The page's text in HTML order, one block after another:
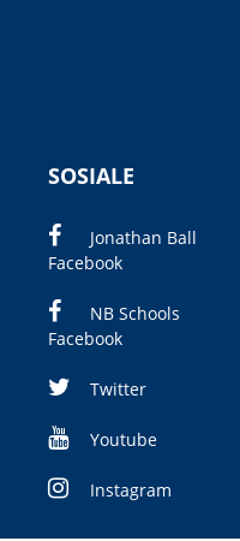
SOSIALE
Jonathan Ball
Facebook
NB Schools
Facebook
Twitter
Youtube
Instagram